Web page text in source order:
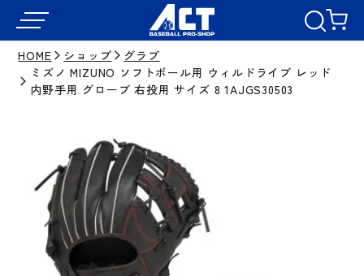
HOME ショップ
グラブ
ミズノ MIZUNO ソフトボール用 ウィルドライブ レッド
内野手用 グローブ 右投用 サイズ 8 1AJGS30503